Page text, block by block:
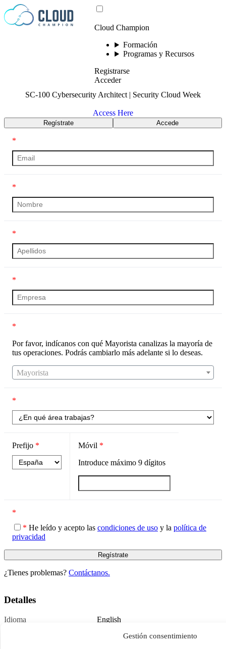
Gestión consentimiento
Saltar al contenido
Cloud Champion
Formación
Programas y Recursos
Registrarse
Acceder
SC-100 Cybersecurity Architect | Security Cloud Week
Access Here
Regístrate Accede
*
*
*
*
*
Por favor, indícanos con qué Mayorista canalizas la mayoría de
tus operaciones. Podrás cambiarlo más adelante si lo deseas.
Mayorista
*
Prefijo * Móvil *
Introduce máximo 9dígitos
*
* He leído y acepto las condiciones de uso y la política de
privacidad
¿Tienes problemas? Contáctanos.
Detalles
Idioma
English